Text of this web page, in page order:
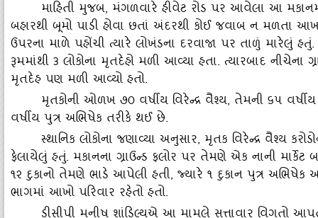
માહિતી મુજબ, મંગળવારે હીવેટ રોડ પર આવેલા આ
બહારથી બૂમો પાડી હોવા છતાં અંદરથી કોઈ જવાબ ન મળતા
ઉપરના માળે પહોંચી ત્‍યારે લોખંડના દરવાજા પર તાળું મારેલું
રૂમમાંથી ૩ લોકોના મૃતદેહો મળી આવ્‍યા હતા. ત્‍યારબાદ નીચેના
મૃતદેહ પણ મળી આવ્‍યો હતો.
મૃતકોની ઓળખ ૭૦ વર્ષીય વિરેન્‍દ્ર વૈશ્‍ય, તેમની ૬૫
વર્ષીય પુત્ર અભિષેક તરીકે થઈ છે.
સ્‍થાનિક લોકોના જણાવ્‍યા અનુસાર, મૃતક વિરેન્‍દ્ર વૈશ્‍ય
ફેલાયેલું હતું. મકાનના ગ્રાઉન્‍ડ ફલોર પર તેમણે એક નાની
૧૨ દુકાનો તેમણે ભાડે આપેલી હતી, જ્‍યારે ૧ દુકાન પુત્ર અભિષેક
ભાગમાં આખો પરિવાર રહેતો હતો.